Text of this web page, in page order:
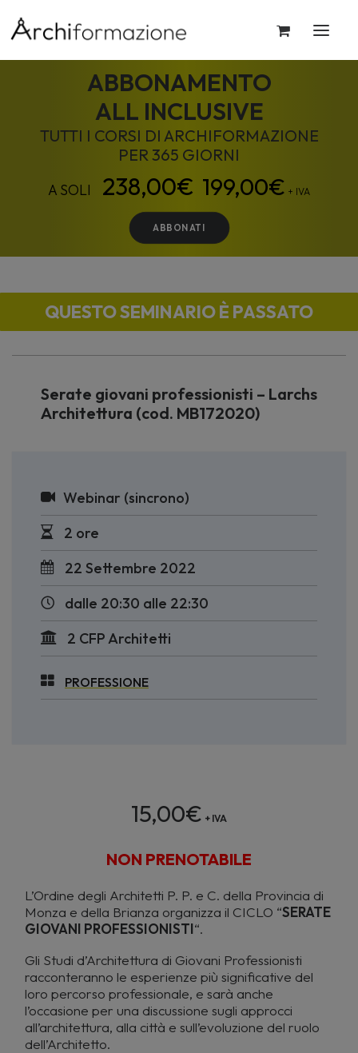
ABBONAMENTO
ALL INCLUSIVE
TUTTI I CORSI DI ARCHIFORMAZIONE
PER 365 GIORNI
199,00€ + IVA
ABBONATI
QUESTO SEMINARIO È PASSATO
Serate giovani professionisti – Larchs
Architettura (cod. MB172020)
Webinar (sincrono)
2 ore
22 Settembre 2022
dalle 20:30 alle 22:30
2 CFP Architetti
PROFESSIONE
15,00€ + IVA
NON PRENOTABILE
L’Ordine degli Architetti P. P. e C. della Provincia di
Monza e della Brianza organizza il CICLO “SERATE
GIOVANI PROFESSIONISTI“.
Gli Studi d’Architettura di Giovani Professionisti
racconteranno le esperienze più significative del
loro percorso professionale, e sarà anche
l’occasione per una discussione sugli approcci
all’architettura, alla città e sull’evoluzione del ruolo
dell’Architetto.